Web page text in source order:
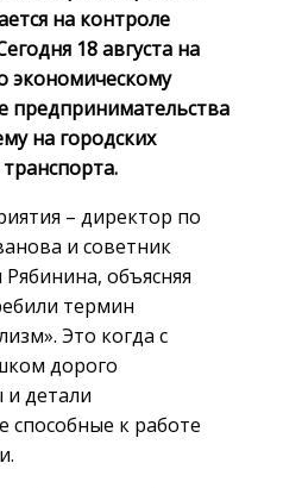
на контроле
18 августа на
экономическому
предпринимательства
на городских
– директор по
и советник
объясняя
термин
Это когда с
дорого
и детали
способные к работе